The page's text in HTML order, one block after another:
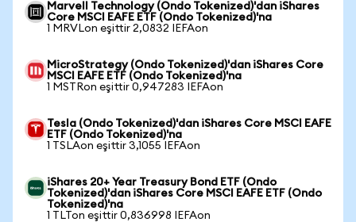
Marvell Technology (Ondo Tokenized)'dan iShares
Core MSCI EAFE ETF (Ondo Tokenized)'na
1 MRVLon eşittir 2,0832 IEFAon
MicroStrategy (Ondo Tokenized)'dan iShares Core
MSCI EAFE ETF (Ondo Tokenized)'na
1 MSTRon eşittir 0,947283 IEFAon
Tesla (Ondo Tokenized)'dan iShares Core MSCI EAFE
ETF (Ondo Tokenized)'na
1 TSLAon eşittir 3,1055 IEFAon
iShares 20+ Year Treasury Bond ETF (Ondo
Tokenized)'dan iShares Core MSCI EAFE ETF (Ondo
Tokenized)'na
1 TLTon eşittir 0,836998 IEFAon